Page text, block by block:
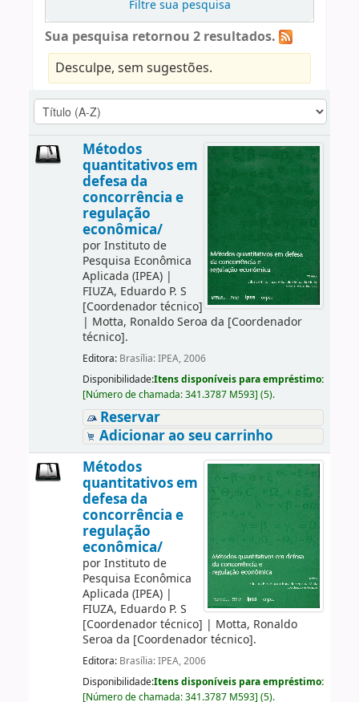
Filtre sua pesquisa
Sua pesquisa retornou 2 resultados.
Desculpe, sem sugestões.
Métodos
quantitativos em
defesa da
concorrência e
regulação
econômica/
porInstituto de
Pesquisa Econômica
Aplicada (IPEA)|
FIUZA, Eduardo P. S
[Coordenador técnico]
| Motta, Ronaldo Seroa da [Coordenador
técnico].
Editora: Brasília: IPEA, 2006
Disponibilidade:Itens disponíveis para empréstimo:
[Número de chamada:341.3787 M593] (5).
Reservar
Adicionar ao seu carrinho
Métodos
quantitativos em
defesa da
concorrência e
regulação
econômica/
porInstituto de
Pesquisa Econômica
Aplicada (IPEA)|
FIUZA, Eduardo P. S
[Coordenador técnico] | Motta, Ronaldo
Seroa da [Coordenador técnico].
Editora: Brasília: IPEA, 2006
Disponibilidade:Itens disponíveis para empréstimo:
[Número de chamada:341.3787 M593] (5).